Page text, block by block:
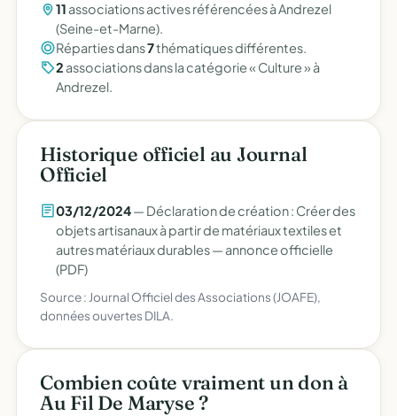
11 associations actives référencées à Andrezel
(Seine-et-Marne).
Réparties dans7thématiques différentes.
2 associations dans la catégorie « Culture » à
Andrezel.
Historique officiel au Journal
Officiel
03/12/2024— Déclaration de création : Créer des
objets artisanaux à partir de matériaux textiles et
autres matériaux durables — annonce officielle
(PDF)
Source : Journal Officiel des Associations (JOAFE),
données ouvertes DILA.
Combien coûte vraiment un don à
Au Fil De Maryse ?